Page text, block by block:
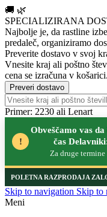
🚚 🌿
SPECIALIZIRANA
Najbolje je, da rastline
predaleč, organiziramo
Preverite dostavo v svoj
Vnesite kraj ali poštno
cena se izračuna v košarici.
Preveri dostavo
Primer: 2230 ali Lenart
!
Obveščamo vas
čas
Za druge
POLETNA RAZPRODAJA
Skip to navigation Skip to
Meni